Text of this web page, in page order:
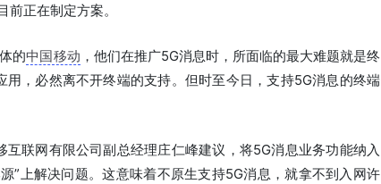
正在制定方案。
的中国移动 ，他们在推广5G消息时，所面临的最大难题就是终
，必然离不开终端的支持。但时至今日，支持5G消息的终端
联网有限公司副总经理庄仁峰建议，将5G消息业务功能纳入
”上解决问题。这意味着不原生支持5G消息，就拿不到入网许